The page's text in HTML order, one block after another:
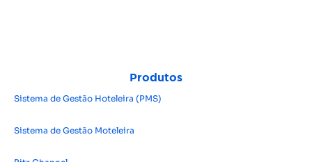
Produtos
Sistema de Gestão Hoteleira (PMS)
Sistema de Gestão Moteleira